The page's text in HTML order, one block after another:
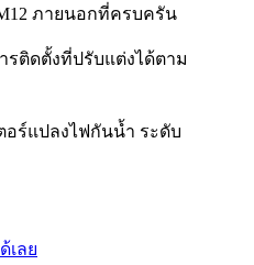
ภายนอกที่ครบครัน
รติดตั้งที่ปรับแต่งได้ตาม
อร์แปลงไฟกันน้ำ ระดับ
เลย